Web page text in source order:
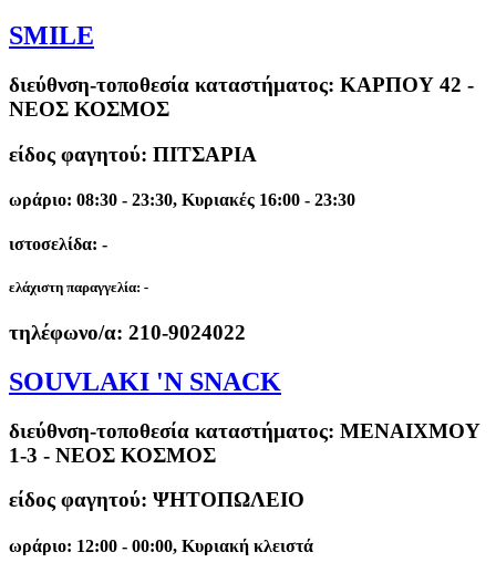
SMILE
διεύθνση-τοποθεσία καταστήματος: ΚΑΡΠΟΥ 42 -
ΝΕΟΣ ΚΟΣΜΟΣ
είδος φαγητού: ΠΙΤΣΑΡΙΑ
ωράριο: 08:30 - 23:30, Κυριακές 16:00 - 23:30
ιστοσελίδα: -
ελάχιστη παραγγελία: -
τηλέφωνο/α: 210-9024022
SOUVLAKI 'N SNACK
διεύθνση-τοποθεσία καταστήματος: ΜΕΝΑΙΧΜΟΥ
1-3 - ΝΕΟΣ ΚΟΣΜΟΣ
είδος φαγητού: ΨΗΤΟΠΩΛΕΙΟ
ωράριο: 12:00 - 00:00, Κυριακή κλειστά